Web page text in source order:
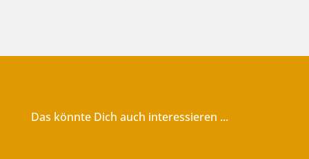
Das könnte Dich auch interessieren ...